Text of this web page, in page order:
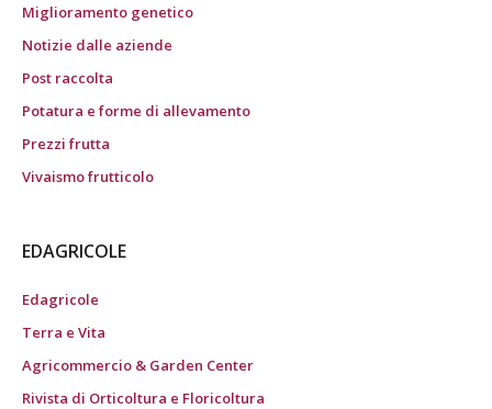
Miglioramento genetico
Notizie dalle aziende
Post raccolta
Potatura e forme di allevamento
Prezzi frutta
Vivaismo frutticolo
EDAGRICOLE
Edagricole
Terra e Vita
Agricommercio & Garden Center
Rivista di Orticoltura e Floricoltura